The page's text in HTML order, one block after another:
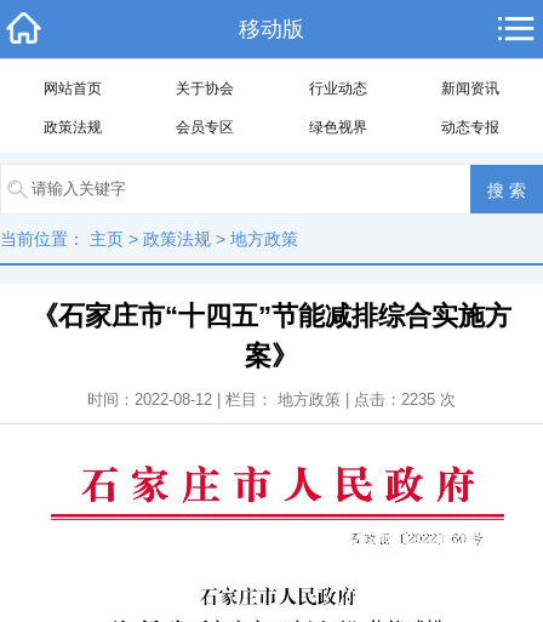
移动版
网站首页 关于协会 行业动态 新闻资讯
政策法规 会员专区 绿色视界 动态专报
当前位置： 主页 > 政策法规 > 地方政策
《石家庄市“十四五”节能减排综合实施方
案》
时间：2022-08-12 | 栏目： 地方政策 | 点击： 2235 次